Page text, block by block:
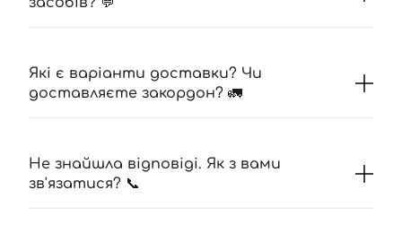
Які є варіанти доставки? Чи
доставляєте закордон? 🚛
Не знайшла відповіді. Як з вами
зв'язатися? 📞